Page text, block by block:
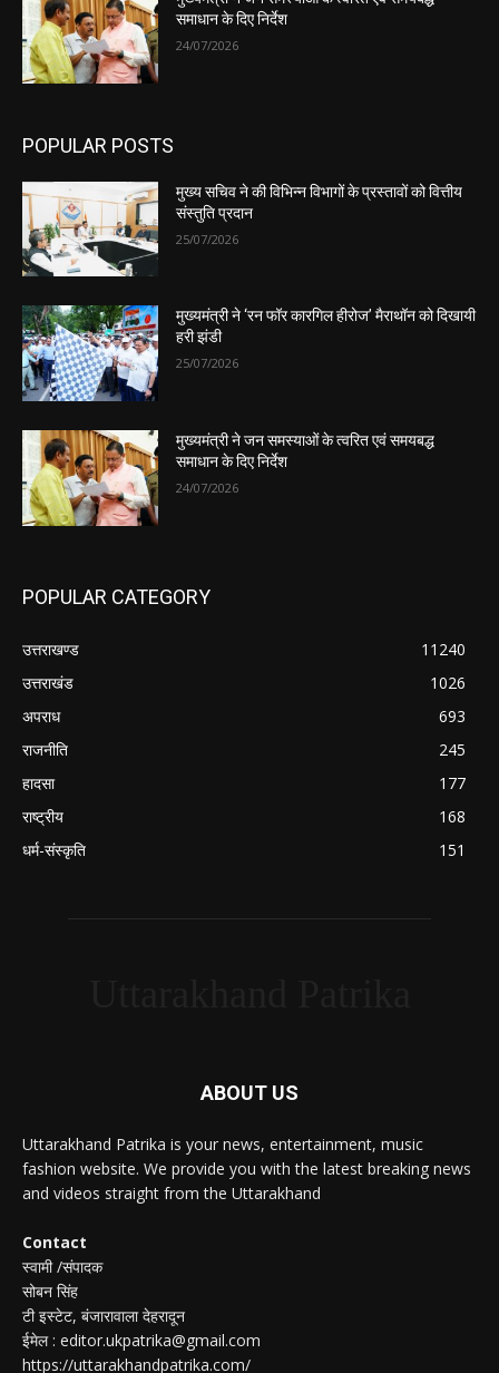
समाधान के दिए निर्देश
24/07/2026
POPULAR POSTS
मुख्य सचिव ने की विभिन्न विभागों के प्रस्तावों को वित्तीय
संस्तुति प्रदान
25/07/2026
मुख्यमंत्री ने ‘रन फॉर कारगिल हीरोज’ मैराथॉन को दिखायी
हरी झंडी
25/07/2026
मुख्यमंत्री ने जन समस्याओं के त्वरित एवं समयबद्ध
समाधान के दिए निर्देश
24/07/2026
POPULAR CATEGORY
उत्तराखण्ड
11240
उत्तराखंड
1026
अपराध
693
राजनीति
245
हादसा
177
राष्ट्रीय
168
धर्म-संस्कृति
151
ABOUT US
Uttarakhand Patrika is your news, entertainment, music
fashion website. We provide you with the latest breaking news
and videos straight from the Uttarakhand
Contact
स्वामी /संपादक
सोबन सिंह
टी इस्टेट, बंजारावाला देहरादून
ईमेल : editor.ukpatrika@gmail.com
https://uttarakhandpatrika.com/